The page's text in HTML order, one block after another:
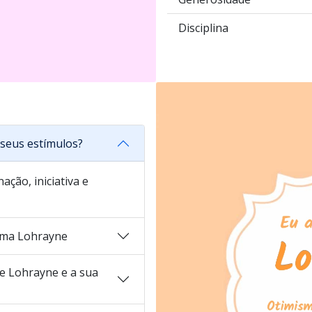
Disciplina
estímulos?
iniciativa e
Lohrayne
Lohrayne e a sua